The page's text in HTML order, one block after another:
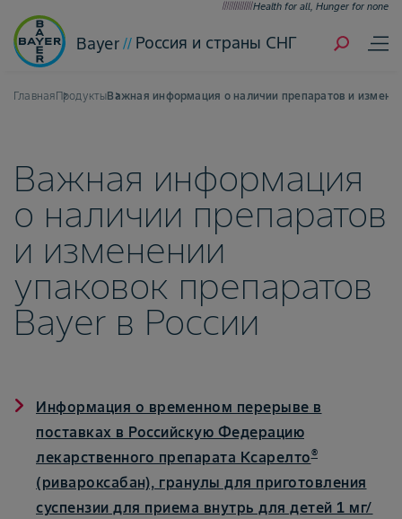
Health for all, Hunger for none
Bayer Россия и страны СНГ
ГлавнаяПродуктыВажная информация о наличии препаратов и
Важная информация
о наличии препаратов
и изменении
упаковок препаратов
Bayer в России
Информация о временном перерыве в
поставках в Российскую Федерацию
лекарственного препарата Ксарелто®
(ривароксабан), гранулы для приготовления
суспензии для приема внутрь для детей 1 мг/